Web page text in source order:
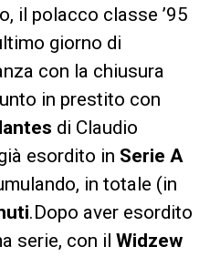
il polacco classe ’95
giorno di
con la chiusura
in prestito con
di Claudio
esordito in Serie A
in totale (in
.Dopo aver esordito
serie, con il Widzew